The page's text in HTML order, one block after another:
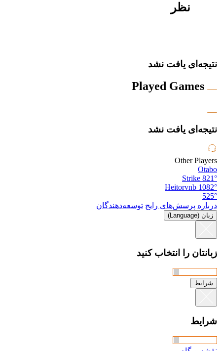
نظر
نتیجه‌ای یافت نشد
Played Games
نتیجه‌ای یافت نشد
Other Players
Otabo
821°
Strike
1082°
Heitorvnb
525°
درباره پرسش‌های رایج توسعه‌دهندگان
زبان (Language)
زبانتان را انتخاب کنید
شرایط
شرایط